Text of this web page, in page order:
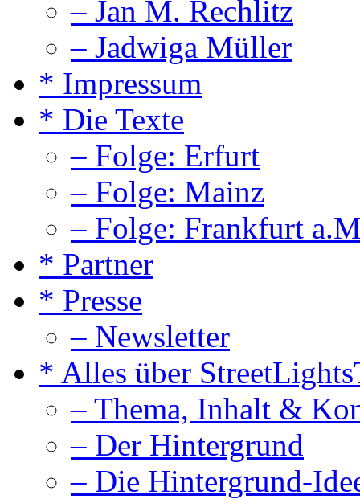
– Jan M. Rechlitz
– Jadwiga Müller
* Impressum
* Die Texte
– Folge: Erfurt
– Folge: Mainz
– Folge: Frankfurt
* Partner
* Presse
– Newsletter
* Alles über
– Thema, Inhalt &
– Der Hintergrund
– Die Hintergrund-